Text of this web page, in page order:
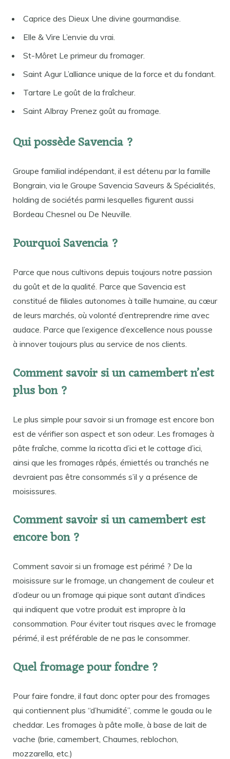
Caprice des Dieux Une divine gourmandise.
Elle & Vire L’envie du vrai.
St-Môret Le primeur du fromager.
Saint Agur L’alliance unique de la force et du fondant.
Tartare Le goût de la fraîcheur.
Saint Albray Prenez goût au fromage.
Qui possède Savencia ?
Groupe familial indépendant, il est détenu par la famille
Bongrain, via le Groupe Savencia Saveurs & Spécialités,
holding de sociétés parmi lesquelles figurent aussi
Bordeau Chesnel ou De Neuville.
Pourquoi Savencia ?
Parce que nous cultivons depuis toujours notre passion
du goût et de la qualité. Parce que Savencia est
constitué de filiales autonomes à taille humaine, au cœur
de leurs marchés, où volonté d’entreprendre rime avec
audace. Parce que l’exigence d’excellence nous pousse
à innover toujours plus au service de nos clients.
Comment savoir si un camembert n’est
plus bon ?
Le plus simple pour savoir si un fromage est encore bon
est de vérifier son aspect et son odeur. Les fromages à
pâte fraîche, comme la ricotta d’ici et le cottage d’ici,
ainsi que les fromages râpés, émiettés ou tranchés ne
devraient pas être consommés s’il y a présence de
moisissures.
Comment savoir si un camembert est
encore bon ?
Comment savoir si un fromage est périmé ? De la
moisissure sur le fromage, un changement de couleur et
d’odeur ou un fromage qui pique sont autant d’indices
qui indiquent que votre produit est impropre à la
consommation. Pour éviter tout risques avec le fromage
périmé, il est préférable de ne pas le consommer.
Quel fromage pour fondre ?
Pour faire fondre, il faut donc opter pour des fromages
qui contiennent plus “d’humidité”, comme le gouda ou le
cheddar. Les fromages à pâte molle, à base de lait de
vache (brie, camembert, Chaumes, reblochon,
mozzarella, etc.)